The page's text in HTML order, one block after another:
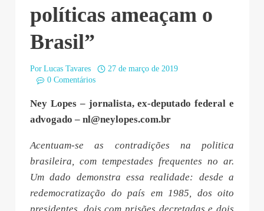
políticas ameaçam o
Brasil”
Por Lucas Tavares
27 de março de 2019
0 Comentários
Ney Lopes – jornalista, ex-deputado federal e
advogado – nl@neylopes.com.br
Acentuam-se as contradições na politica
brasileira, com tempestades frequentes no ar.
Um dado demonstra essa realidade: desde a
redemocratização do país em 1985, dos oito